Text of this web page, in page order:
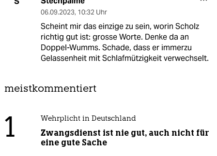
06.09.2023, 10:32 Uhr
Scheint mir das einzige zu sein, worin Scholz
richtig gut ist: grosse Worte. Denke da an
Doppel-Wumms. Schade, dass er immerzu
Gelassenheit mit Schlafmützigkeit verwechselt.
meistkommentiert
1 Wehrplicht in Deutschland
Zwangsdienst ist nie gut, auch nicht für
eine gute Sache